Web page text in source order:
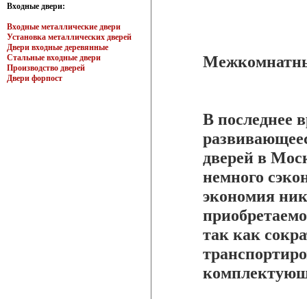
Входные двери:
Входные металлические двери
Установка металлических дверей
Двери входные деревянные
Стальные входные двери
Производство дверей
Двери форпост
В последнее
дверей в
немного
экономия
так как